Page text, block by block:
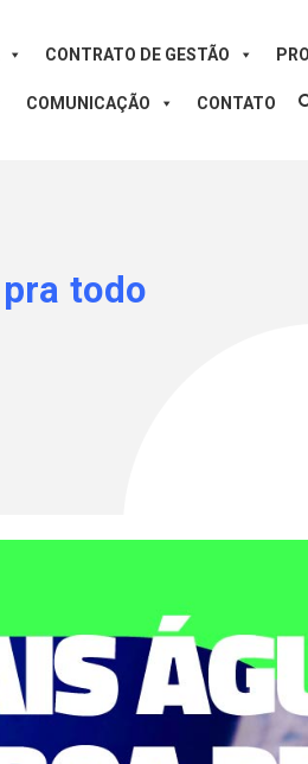
CONTRATO DE GESTÃO
COMUNICAÇÃO CONTATO
todo